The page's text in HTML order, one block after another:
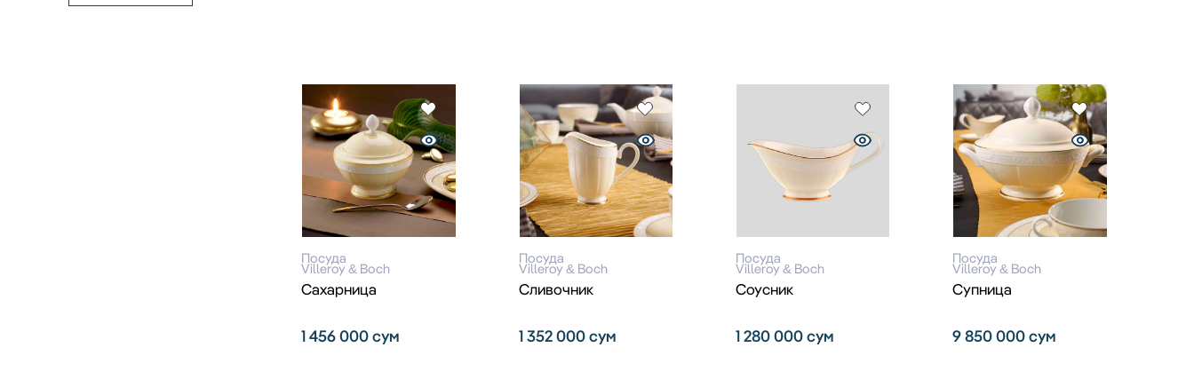
Посуда
Villeroy & Boch
Сахарница
1 456 000сум
Посуда
Villeroy & Boch
Сливочник
1 352 000сум
Посуда
Villeroy & Boch
Соусник
1 280 000сум
Посуда
Villeroy & Boch
Супница
9 850 000сум